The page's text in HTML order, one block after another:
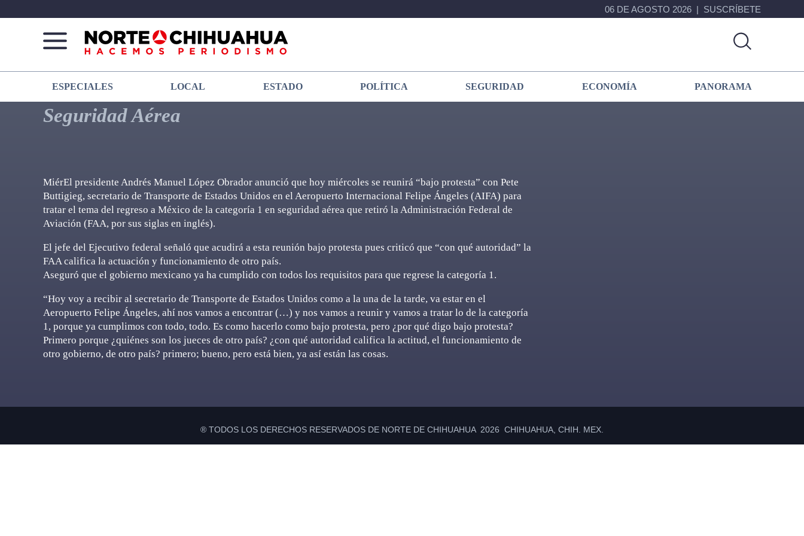
06 DE AGOSTO 2026 SUSCRÍBETE
Norte
De
Chihuahua
Más
que
noticias,
hacemos periodismo
ESPECIALES LOCAL ESTADO POLÍTICA SEGURIDAD ECONOMÍA PANORAMA
Seguridad Aérea
MiérEl presidente Andrés Manuel López Obrador anunció que hoy miércoles se reunirá “bajo protesta” con Pete
Buttigieg, secretario de Transporte de Estados Unidos en el Aeropuerto Internacional Felipe Ángeles (AIFA) para
tratar el tema del regreso a México de la categoría 1 en seguridad aérea que retiró la Administración Federal de
Aviación (FAA, por sus siglas en inglés).
El jefe del Ejecutivo federal señaló que acudirá a esta reunión bajo protesta pues criticó que “con qué autoridad” la
FAA califica la actuación y funcionamiento de otro país.
Aseguró que el gobierno mexicano ya ha cumplido con todos los requisitos para que regrese la categoría 1.
“Hoy voy a recibir al secretario de Transporte de Estados Unidos como a la una de la tarde, va estar en el
Aeropuerto Felipe Ángeles, ahí nos vamos a encontrar (…) y nos vamos a reunir y vamos a tratar lo de la categoría
1, porque ya cumplimos con todo, todo. Es como hacerlo como bajo protesta, pero ¿por qué digo bajo protesta?
Primero porque ¿quiénes son los jueces de otro país? ¿con qué autoridad califica la actitud, el funcionamiento de
otro gobierno, de otro país? primero; bueno, pero está bien, ya así están las cosas.
® TODOS LOS DERECHOS RESERVADOS DE NORTE DE CHIHUAHUA 2026 CHIHUAHUA, CHIH. MEX.